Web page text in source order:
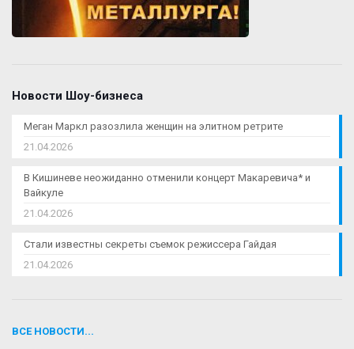
Новости Шоу-бизнеса
Меган Маркл разозлила женщин на элитном ретрите
21.04.2026
В Кишиневе неожиданно отменили концерт Макаревича* и
Вайкуле
21.04.2026
Стали известны секреты съемок режиссера Гайдая
21.04.2026
ВСЕ НОВОСТИ...